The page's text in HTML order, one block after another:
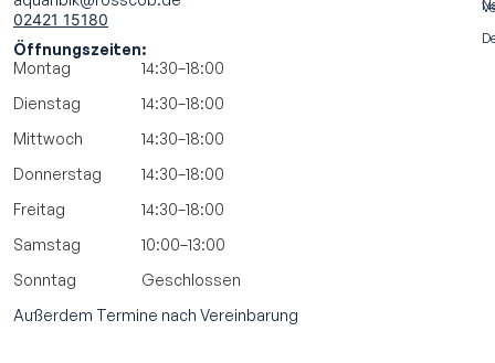
02421 15180
Öffnungszeiten:
Montag
14:30–18:00
Dienstag
14:30–18:00
Mittwoch
14:30–18:00
Donnerstag
14:30–18:00
Freitag
14:30–18:00
Samstag
10:00–13:00
Sonntag
Geschlossen
Außerdem Termine nach Vereinbarung